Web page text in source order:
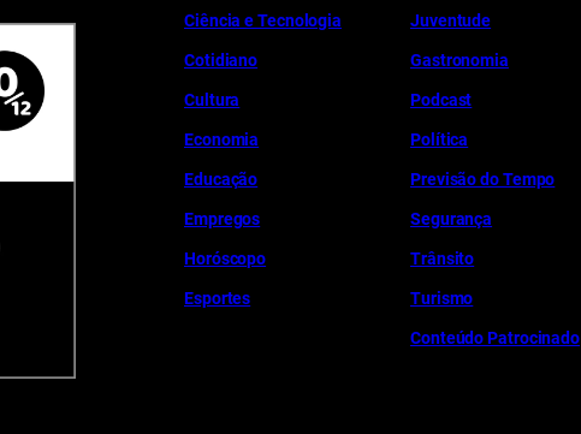
Ciência e Tecnologia
Cotidiano
Cultura
Economia
Educação
Empregos
Horóscopo
Esportes
Juventude
Gastronomia
Podcast
Política
Previsão do Tempo
Segurança
Trânsito
Turismo
Conteúdo Patrocinado